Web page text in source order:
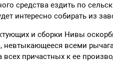
средства ездить по
интересно собирать из
и сборки Нивы
невтыкающееся всеми
всех причастных к ее